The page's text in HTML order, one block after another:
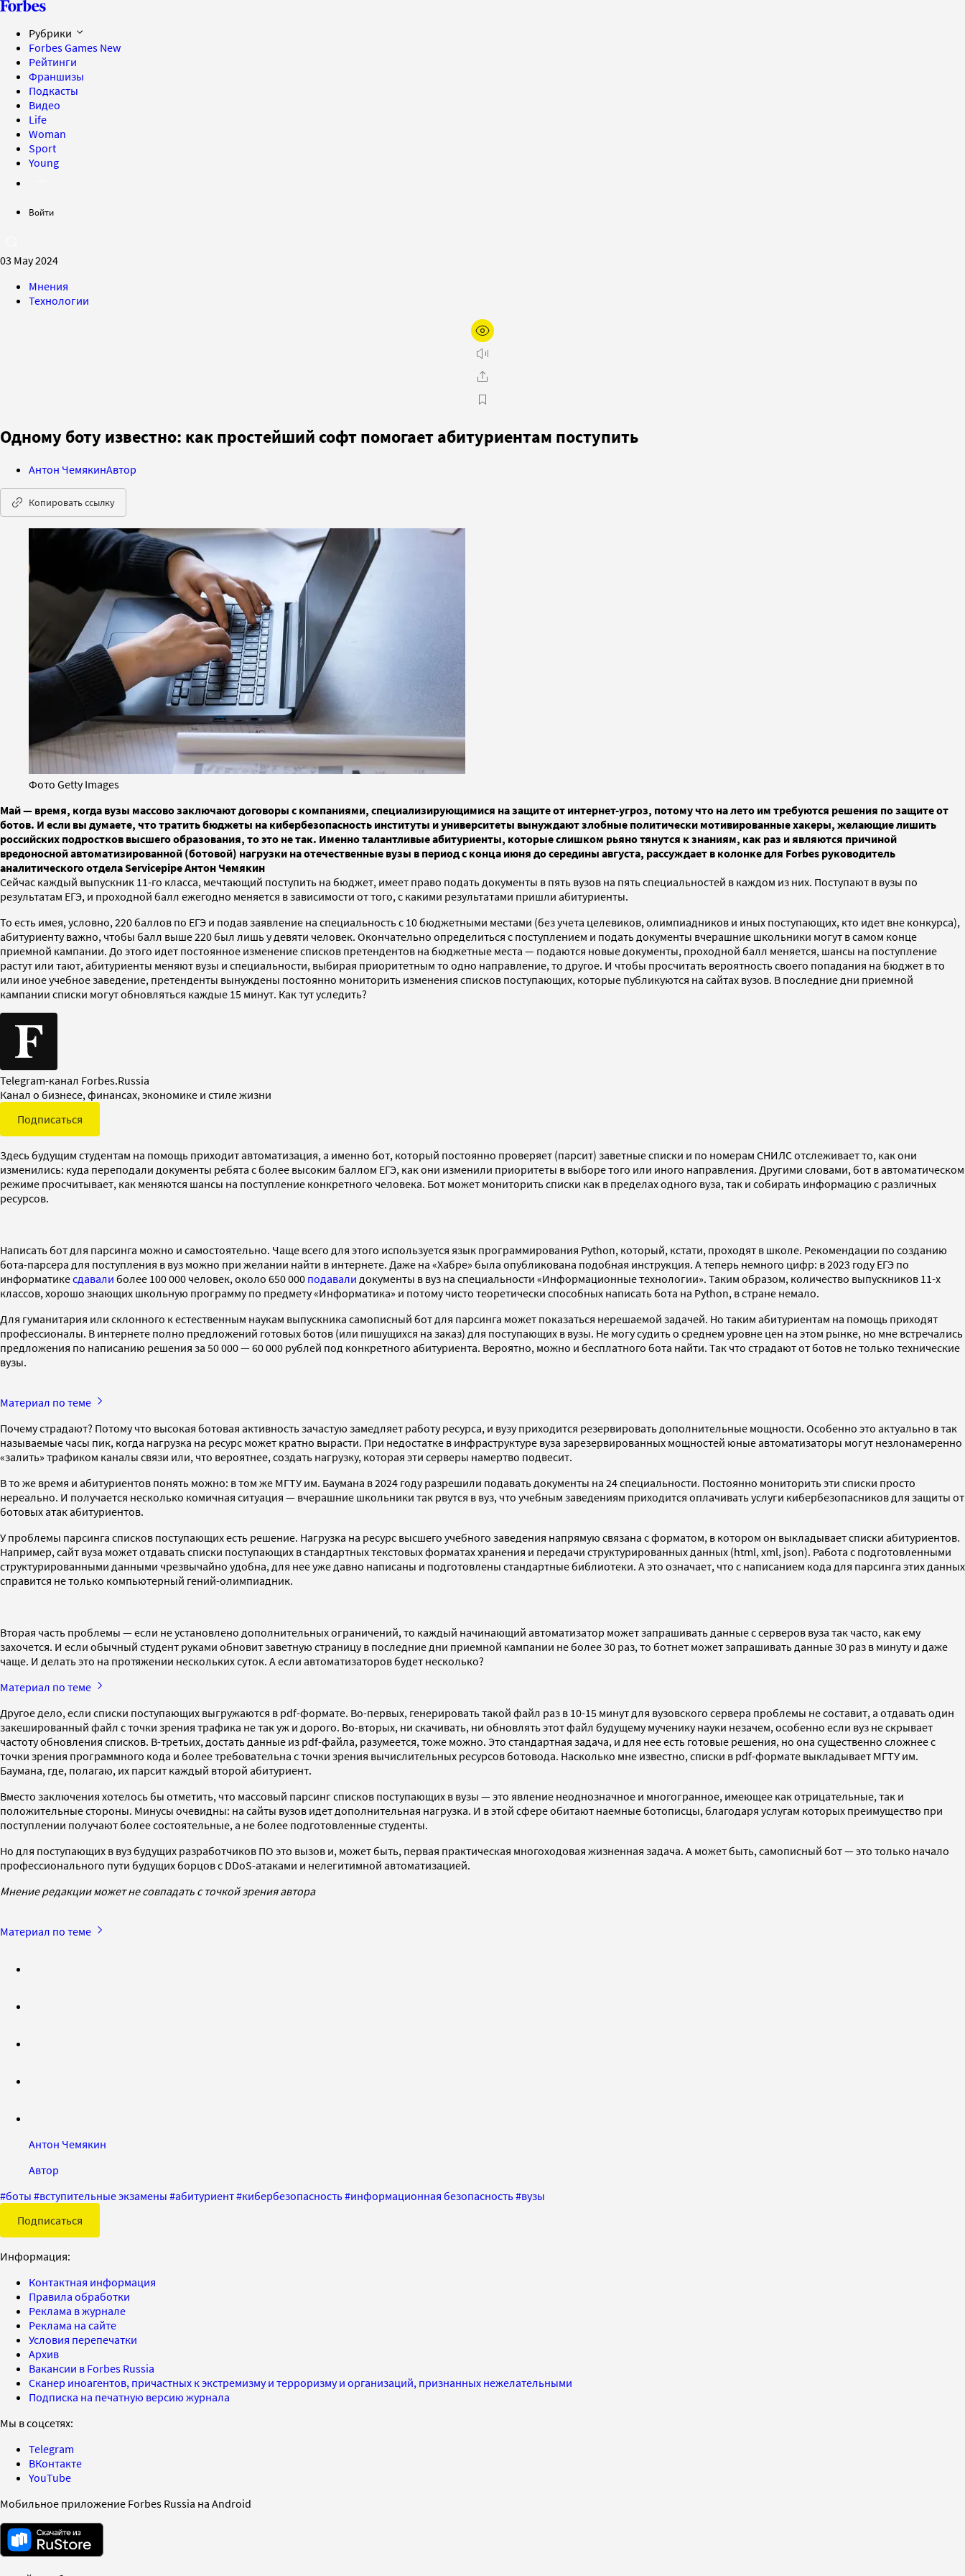
Рубрики
Forbes Games New
Рейтинги
Франшизы
Подкасты
Видео
Life
Woman
Sport
Young
Войти
03 May 2024
Мнения
Технологии
Одному боту известно: как простейший софт помогает абитуриентам поступить
Антон ЧемякинАвтор
Копировать ссылку
Фото Getty Images
Май — время, когда вузы массово заключают договоры с компаниями, специализирующимися на защите от интернет-угроз, потому что на лето им требуются решения по защите от
ботов. И если вы думаете, что тратить бюджеты на кибербезопасность институты и университеты вынуждают злобные политически мотивированные хакеры, желающие лишить
российских подростков высшего образования, то это не так. Именно талантливые абитуриенты, которые слишком рьяно тянутся к знаниям, как раз и являются причиной
вредоносной автоматизированной (ботовой) нагрузки на отечественные вузы в период с конца июня до середины августа, рассуждает в колонке для Forbes руководитель
аналитического отдела Servicepipe Антон Чемякин
Cейчас каждый выпускник 11-го класса, мечтающий поступить на бюджет, имеет право подать документы в пять вузов на пять специальностей в каждом из них. Поступают в вузы по
результатам ЕГЭ, и проходной балл ежегодно меняется в зависимости от того, с какими результатами пришли абитуриенты.
То есть имея, условно, 220 баллов по ЕГЭ и подав заявление на специальность с 10 бюджетными местами (без учета целевиков, олимпиадников и иных поступающих, кто идет вне конкурса),
абитуриенту важно, чтобы балл выше 220 был лишь у девяти человек. Окончательно определиться с поступлением и подать документы вчерашние школьники могут в самом конце
приемной кампании. До этого идет постоянное изменение списков претендентов на бюджетные места — подаются новые документы, проходной балл меняется, шансы на поступление
растут или тают, абитуриенты меняют вузы и специальности, выбирая приоритетным то одно направление, то другое. И чтобы просчитать вероятность своего попадания на бюджет в то
или иное учебное заведение, претенденты вынуждены постоянно мониторить изменения списков поступающих, которые публикуются на сайтах вузов. В последние дни приемной
кампании списки могут обновляться каждые 15 минут. Как тут уследить?
Telegram-канал Forbes.Russia
Канал о бизнесе, финансах, экономике и стиле жизни
Подписаться
Здесь будущим студентам на помощь приходит автоматизация, а именно бот, который постоянно проверяет (парсит) заветные списки и по номерам СНИЛС отслеживает то, как они
изменились: куда переподали документы ребята с более высоким баллом ЕГЭ, как они изменили приоритеты в выборе того или иного направления. Другими словами, бот в автоматическом
режиме просчитывает, как меняются шансы на поступление конкретного человека. Бот может мониторить списки как в пределах одного вуза, так и собирать информацию с различных
ресурсов.
Написать бот для парсинга можно и самостоятельно. Чаще всего для этого используется язык программирования Python, который, кстати, проходят в школе. Рекомендации по созданию
бота-парсера для поступления в вуз можно при желании найти в интернете. Даже на «Хабре» была опубликована подобная инструкция. А теперь немного цифр: в 2023 году ЕГЭ по
информатикесдавали более 100 000 человек, около 650 000 подавали документы в вуз на специальности «Информационные технологии». Таким образом, количество выпускников 11-х
классов, хорошо знающих школьную программу по предмету «Информатика» и потому чисто теоретически способных написать бота на Python, в стране немало.
Для гуманитария или склонного к естественным наукам выпускника самописный бот для парсинга может показаться нерешаемой задачей. Но таким абитуриентам на помощь приходят
профессионалы. В интернете полно предложений готовых ботов (или пишущихся на заказ) для поступающих в вузы. Не могу судить о среднем уровне цен на этом рынке, но мне встречались
предложения по написанию решения за 50 000 — 60 000 рублей под конкретного абитуриента. Вероятно, можно и бесплатного бота найти. Так что страдают от ботов не только технические
вузы.
Материал по теме
Почему страдают? Потому что высокая ботовая активность зачастую замедляет работу ресурса, и вузу приходится резервировать дополнительные мощности. Особенно это актуально в так
называемые часы пик, когда нагрузка на ресурс может кратно вырасти. При недостатке в инфраструктуре вуза зарезервированных мощностей юные автоматизаторы могут незлонамеренно
«залить» трафиком каналы связи или, что вероятнее, создать нагрузку, которая эти серверы намертво подвесит.
В то же время и абитуриентов понять можно: в том же МГТУ им. Баумана в 2024 году разрешили подавать документы на 24 специальности. Постоянно мониторить эти списки просто
нереально. И получается несколько комичная ситуация — вчерашние школьники так рвутся в вуз, что учебным заведениям приходится оплачивать услуги кибербезопасников для защиты от
ботовых атак абитуриентов.
У проблемы парсинга списков поступающих есть решение. Нагрузка на ресурс высшего учебного заведения напрямую связана с форматом, в котором он выкладывает списки абитуриентов.
Например, сайт вуза может отдавать списки поступающих в стандартных текстовых форматах хранения и передачи структурированных данных (html, xml, json). Работа с подготовленными
структурированными данными чрезвычайно удобна, для нее уже давно написаны и подготовлены стандартные библиотеки. А это означает, что с написанием кода для парсинга этих данных
справится не только компьютерный гений-олимпиадник.
Вторая часть проблемы — если не установлено дополнительных ограничений, то каждый начинающий автоматизатор может запрашивать данные с серверов вуза так часто, как ему
захочется. И если обычный студент руками обновит заветную страницу в последние дни приемной кампании не более 30 раз, то ботнет может запрашивать данные 30 раз в минуту и даже
чаще. И делать это на протяжении нескольких суток. А если автоматизаторов будет несколько?
Материал по теме
Другое дело, если списки поступающих выгружаются в pdf-формате. Во-первых, генерировать такой файл раз в 10-15 минут для вузовского сервера проблемы не составит, а отдавать один
закешированный файл с точки зрения трафика не так уж и дорого. Во-вторых, ни скачивать, ни обновлять этот файл будущему мученику науки незачем, особенно если вуз не скрывает
частоту обновления списков. В-третьих, достать данные из pdf-файла, разумеется, тоже можно. Это стандартная задача, и для нее есть готовые решения, но она существенно сложнее с
точки зрения программного кода и более требовательна с точки зрения вычислительных ресурсов ботовода. Насколько мне известно, списки в pdf-формате выкладывает МГТУ им.
Баумана, где, полагаю, их парсит каждый второй абитуриент.
Вместо заключения хотелось бы отметить, что массовый парсинг списков поступающих в вузы — это явление неоднозначное и многогранное, имеющее как отрицательные, так и
положительные стороны. Минусы очевидны: на сайты вузов идет дополнительная нагрузка. И в этой сфере обитают наемные ботописцы, благодаря услугам которых преимущество при
поступлении получают более состоятельные, а не более подготовленные студенты.
Но для поступающих в вуз будущих разработчиков ПО это вызов и, может быть, первая практическая многоходовая жизненная задача. А может быть, самописный бот — это только начало
профессионального пути будущих борцов с DDoS-атаками и нелегитимной автоматизацией.
Мнение редакции может не совпадать с точкой зрения автора
Материал по теме
Антон Чемякин
Автор
#боты #вступительные экзамены #абитуриент#кибербезопасность#информационная безопасность#вузы
Подписаться
Информация:
Контактная информация
Правила обработки
Реклама в журнале
Реклама на сайте
Условия перепечатки
Архив
Вакансии в Forbes Russia
Сканер иноагентов, причастных к экстремизму и терроризму и организаций, признанных нежелательными
Подписка на печатную версию журнала
Мы в соцсетях:
Telegram
ВКонтакте
YouTube
Мобильное приложение Forbes Russia на Android